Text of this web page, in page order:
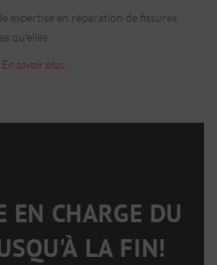
expertise en réparation de fissures
qu’elles
En savoir plus...
EN CHARGE DU
LA FIN!